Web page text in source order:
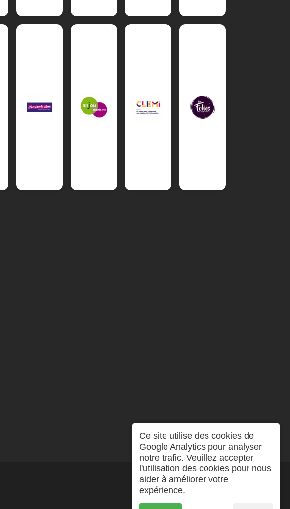
Ce site utilise des cookies de
Google Analytics pour analyser
notre trafic. Veuillez accepter
l'utilisation des cookies pour nous
aider à améliorer votre
expérience.